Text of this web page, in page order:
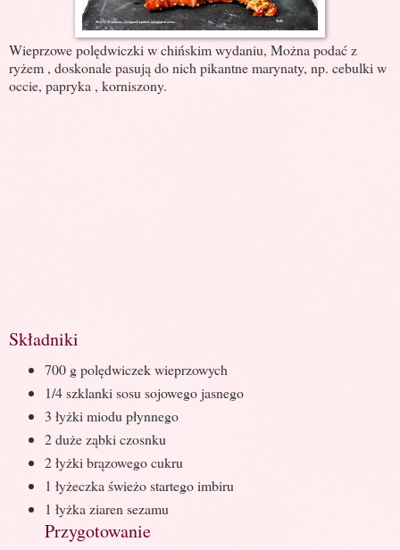
Wieprzowe polędwiczki w chińskim wydaniu, Można podać z
ryżem , doskonale pasują do nich pikantne marynaty, np. cebulki w
occie, papryka , korniszony.
Składniki
700 g polędwiczek wieprzowych
1/4 szklanki sosu sojowego jasnego
3 łyżki miodu płynnego
2 duże ząbki czosnku
2 łyżki brązowego cukru
1 łyżeczka świeżo startego imbiru
1 łyżka ziaren sezamu
Przygotowanie